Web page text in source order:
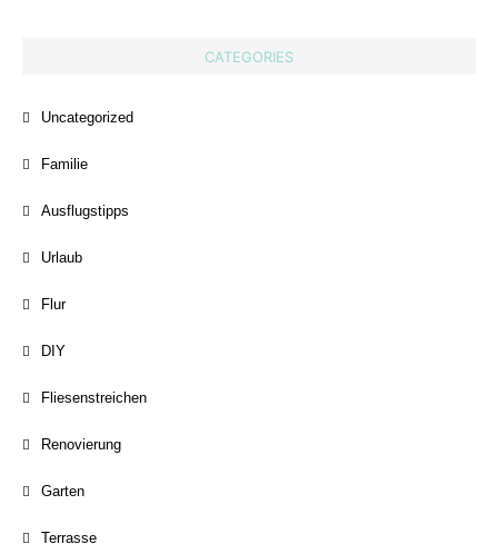
CATEGORIES
Uncategorized
Familie
Ausflugstipps
Urlaub
Flur
DIY
Fliesenstreichen
Renovierung
Garten
Terrasse